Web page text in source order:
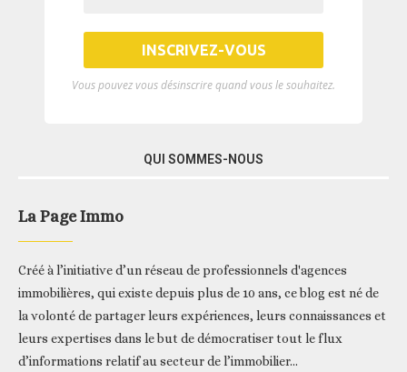
Vous pouvez vous désinscrire quand vous le souhaitez.
QUI SOMMES-NOUS
La Page Immo
Créé à l’initiative d’un réseau de professionnels d'agences
immobilières, qui existe depuis plus de 10 ans, ce blog est né de
la volonté de partager leurs expériences, leurs connaissances et
leurs expertises dans le but de démocratiser tout le flux
d’informations relatif au secteur de l’immobilier...